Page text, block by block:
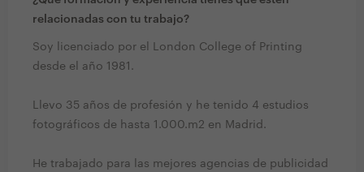
relacionadas con tu trabajo?
Soy licenciado por el London College of Printing
desde el año 1981.
Llevo 35 años de profesión y he tenido 4 estudios
fotográficos de hasta 1.000.m2 en Madrid.
He trabajado para las mejores agencias de publicidad